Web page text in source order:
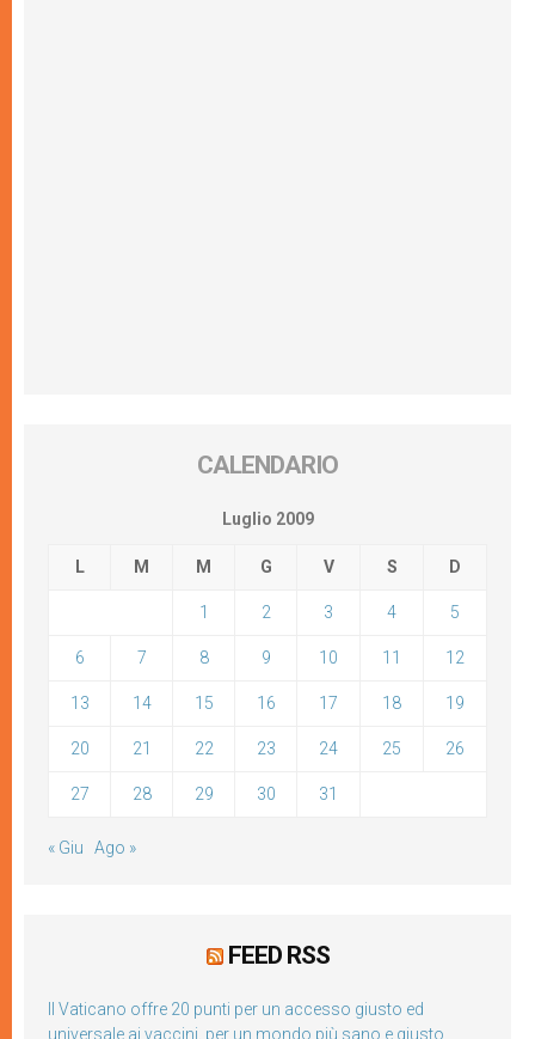
CALENDARIO
Luglio 2009
L M M G V S D
1 2 3 4 5
6 7 8 9 10 11 12
13 14 15 16 17 18 19
20 21 22 23 24 25 26
27 28 29 30 31
« Giu Ago »
FEED RSS
Il Vaticano offre 20 punti per un accesso giusto ed
universale ai vaccini, per un mondo più sano e giusto